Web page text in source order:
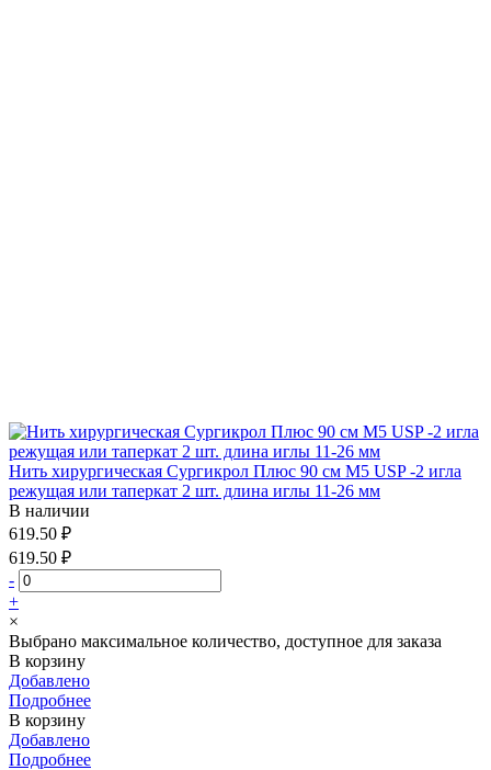
Нить хирургическая Сургикрол Плюс 90 см М5 USP -2 игла
режущая или таперкат 2 шт. длина иглы 11-26 мм
В наличии
619.50 ₽
619.50 ₽
-
+
×
Выбрано максимальное количество, доступное для заказа
В корзину
Добавлено
Подробнее
В корзину
Добавлено
Подробнее